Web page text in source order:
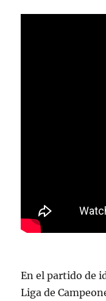
En el partido de
Liga de